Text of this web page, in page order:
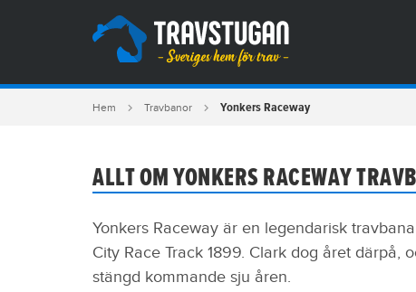
Hem Travbanor Yonkers Raceway
ALLT OM YONKERS RACEWAY
Yonkers Raceway är en legendarisk
City Race Track 1899. Clark dog året
stängd kommande sju åren.